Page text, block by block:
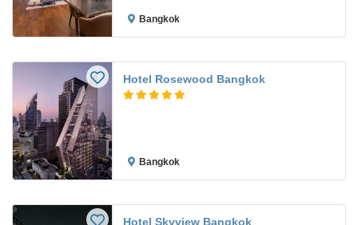
Bangkok
Hotel Rosewood Bangkok
Bangkok
Hotel Skyview Bangkok